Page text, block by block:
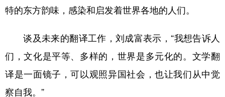
特的东方韵味，感染和启发着世界各地的人们。
谈及未来的翻译工作，刘成富表示，“我想告诉人
们，文化是平等、多样的，世界是多元化的。文学翻
译是一面镜子，可以观照异国社会，也让我们从中觉
察自我。”